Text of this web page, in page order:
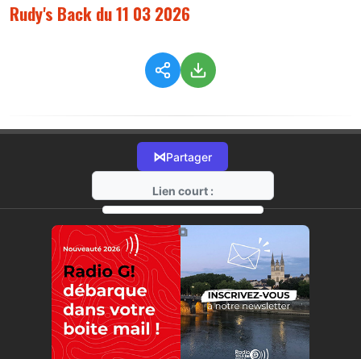
Rudy's Back du 11 03 2026
⋈Partager
Lien court :
https://radio-g.fr?21164
⧉